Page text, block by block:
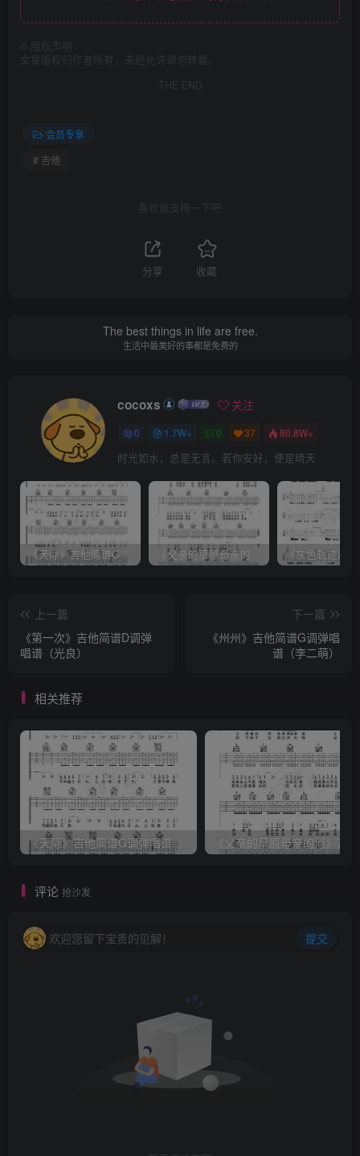
版权声明
文章版权归作者所有，未经允许请勿转载。
THE END
会员专享
# 吉他
喜欢就支持一下吧
分享 收藏
The best things in life are free.
生活中最美好的事都是免费的
cocoxs 关注
0 1.7W+ 0 37 80.8W+
时光如水，总是无言。若你安好，便是晴天
上一篇
《第一次》吉他简谱D调弹
唱谱（光良）
下一篇
《州州》吉他简谱G调弹唱
谱（李二萌）
相关推荐
《天际》吉他简谱G调弹唱谱（姜玉阳）
评论 抢沙发
欢迎您留下宝贵的见解！ 提交